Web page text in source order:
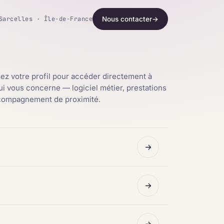
Sarcelles · Île-de-France Nous contacter→
votre profil pour accéder directement à
vous concerne — logiciel métier, prestations
de proximité.